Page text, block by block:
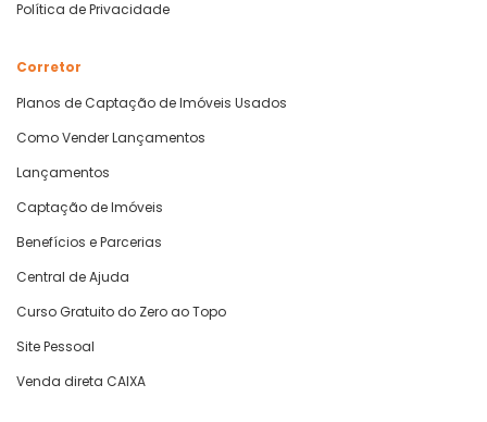
Política de Privacidade
Corretor
Planos de Captação de Imóveis Usados
Como Vender Lançamentos
Lançamentos
Captação de Imóveis
Benefícios e Parcerias
Central de Ajuda
Curso Gratuito do Zero ao Topo
Site Pessoal
Venda direta CAIXA